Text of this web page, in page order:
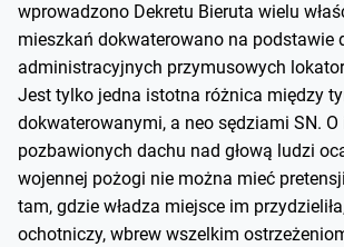
wprowadzono Dekretu Bieruta wielu
mieszkań dokwaterowano na podstawie
administracyjnych przymusowych
Jest tylko jedna istotna różnica między
dokwaterowanymi, a neo sędziami SN. O
pozbawionych dachu nad głową ludzi
wojennej pożogi nie można mieć
tam, gdzie władza miejsce im
ochotniczy, wbrew wszelkim